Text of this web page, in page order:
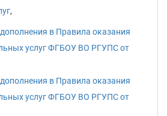
,
в Правила оказания
услуг ФГБОУ ВО РГУПС от
в Правила оказания
услуг ФГБОУ ВО РГУПС от